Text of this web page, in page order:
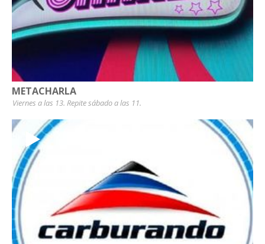
METACHARLA
Viernes a las 13. Repite sábado a las 11.